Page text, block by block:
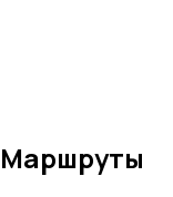
Маршруты